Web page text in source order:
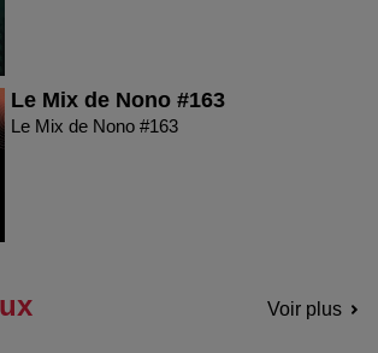
Le Mix de Nono #163
Le Mix de Nono #163
Voir plus